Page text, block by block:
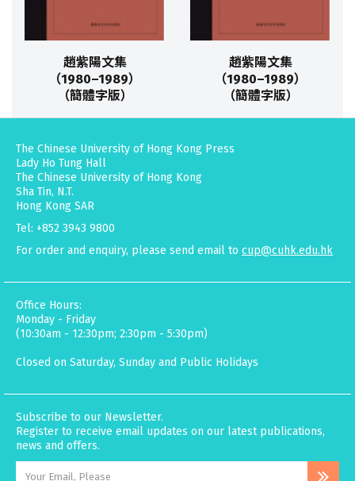
趙紫陽文集
（1980–1989）
（簡體字版）
趙紫陽文集
（1980–1989）
（簡體字版）
The Chinese University of Hong Kong Press
Lady Ho Tung Hall
The Chinese University of Hong Kong
Sha Tin, N.T.
Hong Kong SAR
Tel: +852 3943 9800
For order and enquiry, please send email to cup@cuhk.edu.hk
Office Hours:
Monday - Friday
(10:30am - 12:30pm; 2:30pm - 5:30pm)
Closed on Saturday, Sunday and Public Holidays
Subscribe to our Newsletter.
Register to receive email updates on our latest publications,
news and offers.